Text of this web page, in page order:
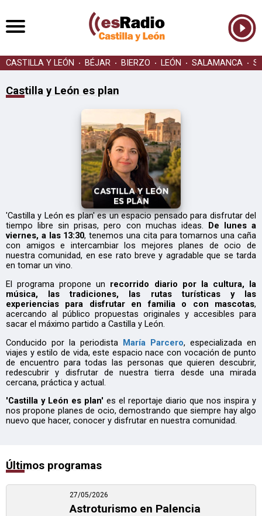
CASTILLA Y LEÓN BÉJAR BIERZO LEÓN SALAMANCA
Castilla y León es plan
'Castilla y León es plan' es un espacio pensado para disfrutar del
tiempo libre sin prisas, pero con muchas ideas.
De lunes a
viernes, a las 13:30, tenemos una cita para tomarnos una caña
con amigos e intercambiar los mejores planes de ocio de
nuestra comunidad, en ese rato breve y agradable que se tarda
en tomar un vino.
El programa propone un recorrido diario por la cultura, la
música, las tradiciones, las rutas turísticas y las
experiencias para disfrutar en familia o con mascotas,
acercando al público propuestas originales y accesibles para
sacar el máximo partido a Castilla y León.
Conducido por la periodista María Parcero, especializada en
viajes y estilo de vida, este espacio nace con vocación de punto
de encuentro para todas las personas que quieren descubrir,
redescubrir y disfrutar de nuestra tierra desde una mirada
cercana, práctica y actual.
'Castilla y León es plan' es el reportaje diario que nos inspira y
nos propone planes de ocio, demostrando que siempre hay algo
nuevo que hacer, conocer y disfrutar en nuestra comunidad.
Últimos programas
27/05/2026
Astroturismo en Palencia